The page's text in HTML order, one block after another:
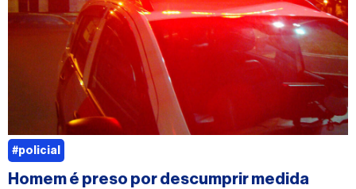
Homem é preso por descumprir medida
#policial